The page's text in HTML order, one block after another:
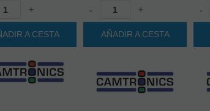
+
A CESTA
- +
AÑADIR A CESTA
-